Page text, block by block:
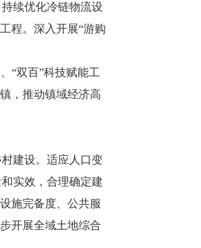
续优化冷链物流设
程。深入开展“游购
“双百”科技赋能工
，推动镇域经济高
建设。适应人口变
实效，合理确定建
施完备度、公共服
开展全域土地综合